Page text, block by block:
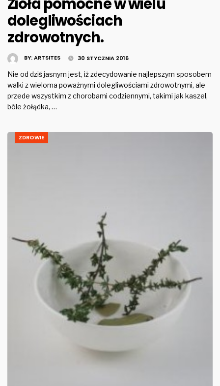
dolegliwościach
zdrowotnych.
BY:ARTSITES 30 STYCZNIA 2016
Nie od dziś jasnym jest, iż zdecydowanie najlepszym sposobem
walki z wieloma poważnymi dolegliwościami zdrowotnymi, ale
przede wszystkim z chorobami codziennymi, takimi jak kaszel,
bóle żołądka, …
ZDROWIE